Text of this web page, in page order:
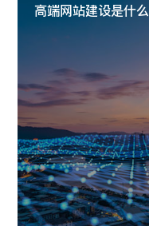
高端网站建设是什么